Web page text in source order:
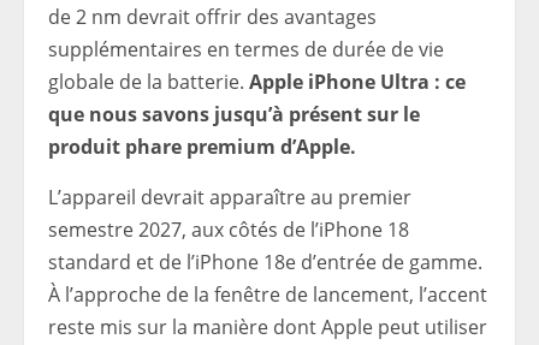
de 2 nm devrait offrir des avantages
supplémentaires en termes de durée de vie
globale de la batterie. Apple iPhone Ultra : ce
que nous savons jusqu’à présent sur le
produit phare premium d’Apple.
L’appareil devrait apparaître au premier
semestre 2027, aux côtés de l’iPhone 18
standard et de l’iPhone 18e d’entrée de gamme.
À l’approche de la fenêtre de lancement, l’accent
reste mis sur la manière dont Apple peut utiliser